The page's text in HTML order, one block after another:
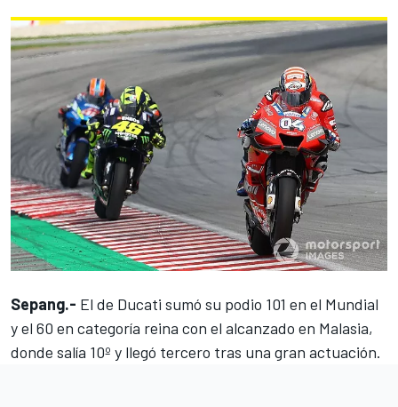
Sepang.- El de Ducati sumó su podio 101 en el Mundial
y el 60 en categoría reina con el alcanzado en Malasia,
donde salía 10º y llegó tercero tras una gran actuación.